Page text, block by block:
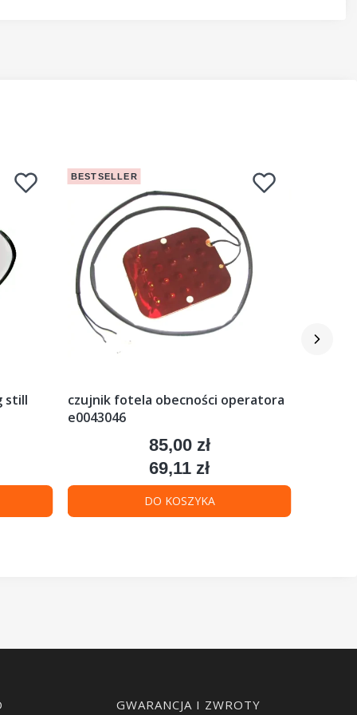
still
BESTSELLER
czujnik fotela obecności operatora
e0043046
Cena
85,00 zł
Cena
69,11 zł
DO KOSZYKA
GWARANCJA I ZWROTY